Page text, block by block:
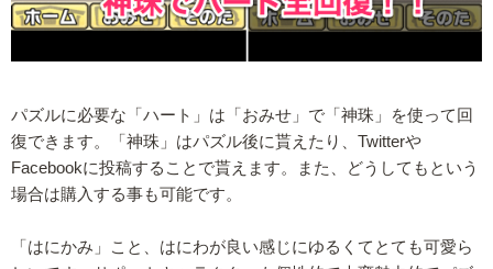
パズルに必要な「ハート」は「おみせ」で「神珠」を使って回
復できます。「神珠」はパズル後に貰えたり、Twitterや
Facebookに投稿することで貰えます。また、どうしてもという
場合は購入する事も可能です。
「はにかみ」こと、はにわが良い感じにゆるくてとても可愛ら